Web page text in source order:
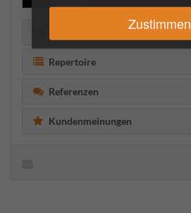
Zustimmen
Repertoire
Referenzen
Kundenmeinungen